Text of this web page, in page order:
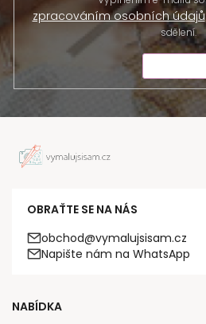
zpracováním osobních údajů
sdělení.
OBRAŤTE SE NA NÁS
obchod@vymalujsisam.cz
Napište nám na WhatsApp
NABÍDKA